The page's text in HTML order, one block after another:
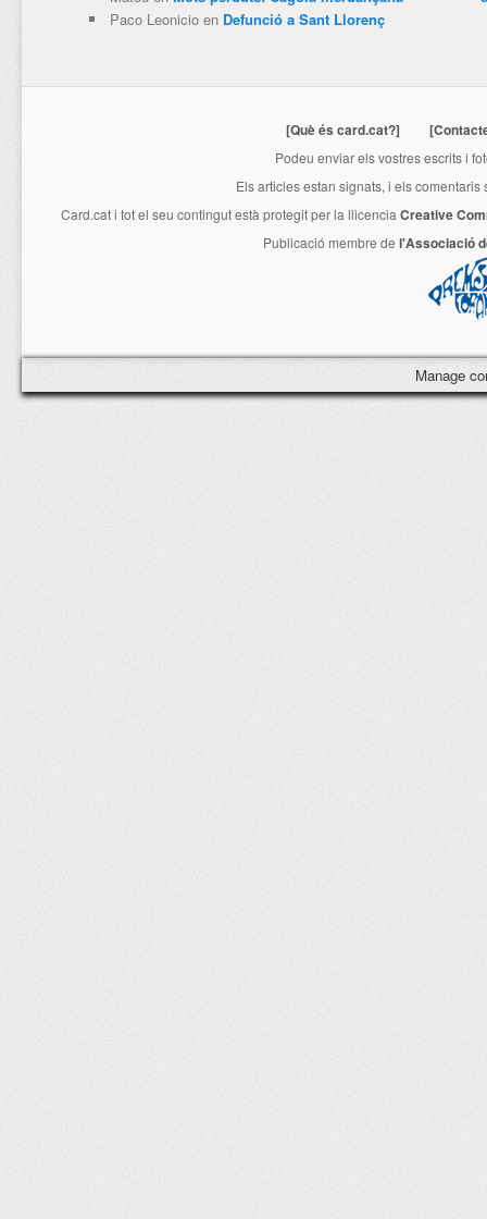
Paco Leonicioen Defunció a Sant Llorenç
[Què és card.cat?]
Podeu enviar els vostres escrits i
Els articles estan signats, i els
Card.cati tot el seu contingut està protegit per la llicencia Creative
Publicació membre de l'Associació
Manage